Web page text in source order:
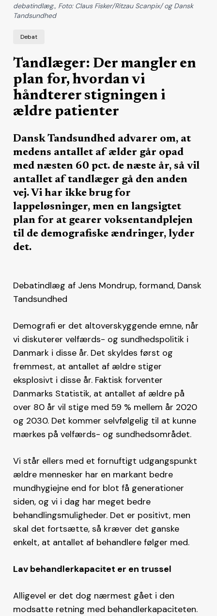
Debat
Tandlæger: Der mangler en
plan for, hvordan vi
håndterer stigningen i
ældre patienter
Dansk Tandsundhed advarer om, at
medens antallet af ælder går opad
med næsten 60 pct. de næste år, så vil
antallet af tandlæger gå den anden
vej. Vi har ikke brug for
lappeløsninger, men en langsigtet
plan for at gearer voksentandplejen
til de demografiske ændringer, lyder
det.
debatindlæg., Foto: Claus Fisker/Ritzau Scanpix/ og Dansk
Tandsundhed
Debatindlæg af Jens Mondrup, formand, Dansk
Tandsundhed
Demografi er det altoverskyggende emne, når
vi diskuterer velfærds- og sundhedspolitik i
Danmark i disse år. Det skyldes først og
fremmest, at antallet af ældre stiger
eksplosivt i disse år. Faktisk forventer
Danmarks Statistik, at antallet af ældre på
over 80 år vil stige med 59 % mellem år 2020
og 2030. Det kommer selvfølgelig til at kunne
mærkes på velfærds- og sundhedsområdet.
Vi står ellers med et fornuftigt udgangspunkt
ældre mennesker har en markant bedre
mundhygiejne end for blot få generationer
siden, og vi i dag har meget bedre
behandlingsmuligheder. Det er positivt, men
skal det fortsætte, så kræver det ganske
enkelt, at antallet af behandlere følger med.
Lav behandlerkapacitet er en trussel
Alligevel er det dog nærmest gået i den
modsatte retning med behandlerkapaciteten.